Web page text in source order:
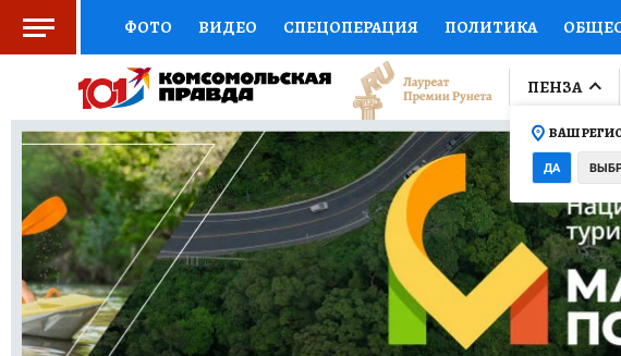
ФОТО ВИДЕО СПЕЦОПЕРАЦИЯ ПОЛИТИКА
СОЦПОДДЕРЖКА НАУКА СПОРТ КОЛУМНИСТЫ
ВЫБОР ЭКСПЕРТОВ ДОКТОР ФИНАНСЫ
КНИЖНАЯ ПОЛКА ПРОГНОЗЫ НА СПОРТ ПРОМОКОДЫ
ПРЕСС-ЦЕНТР НЕДВИЖИМОСТЬ ТЕЛЕВИЗОР
РАДИО КП РЕКЛАМА ТЕСТЫ НОВОЕ НА САЙТЕ
ПЕНЗА
ВАШ
ДА